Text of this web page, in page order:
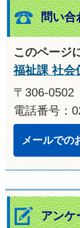
問い合
このページ
福祉課 社会
〒306-
電話番号：
メールでの
アンケ